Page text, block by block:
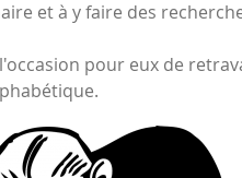
et à y faire des
pour eux de